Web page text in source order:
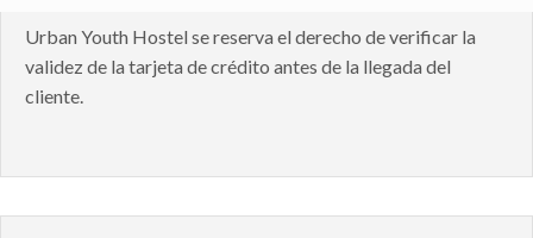
Urban Youth Hostel se reserva el derecho de verificar la
validez de la tarjeta de crédito antes de la llegada del
cliente.